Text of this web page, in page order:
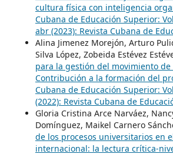
cultura física con inteligencia
Cubana de Educación Superior:
abr (2023): Revista Cubana de
Alina Jimenez Morejón, Arturo
Silva López, Zobeida Estévez
para la gestión del movimiento
Contribución a la formación del
Cubana de Educación Superior:
(2022): Revista Cubana de
Gloria Cristina Arce Narváez,
Domínguez, Maikel Carnero
de los procesos universitarios en
internacional: la lectura crítica-